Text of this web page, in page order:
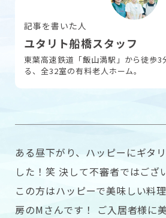
お問い合わせ
記事を書いた人
ユタリト船橋スタッフ
東葉高速鉄道「飯山満駅」から徒歩3
る、全32室の有料老人ホーム。
ある昼下がり、ハッピーにギタ
した！笑 決して不審者ではござ
この方はハッピーで美味しい料
房のMさんです！ ご入居者様に